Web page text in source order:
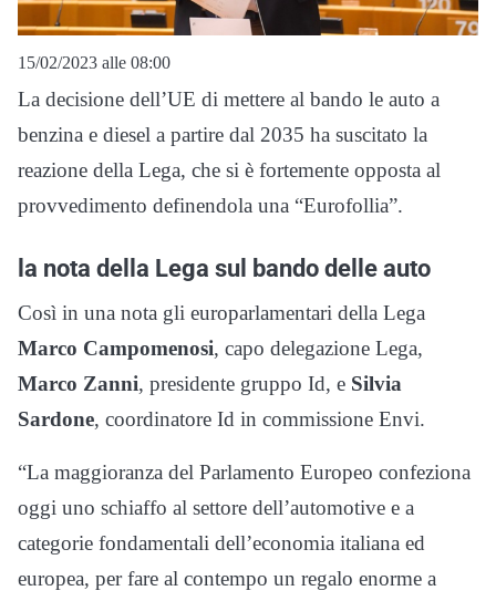
15/02/2023 alle 08:00
La decisione dell’UE di mettere al bando le auto a
benzina e diesel a partire dal 2035 ha suscitato la
reazione della Lega, che si è fortemente opposta al
provvedimento definendola una “Eurofollia”.
la nota della Lega sul bando delle auto
Così in una nota gli europarlamentari della Lega
Marco Campomenosi, capo delegazione Lega,
Marco Zanni, presidente gruppo Id, e Silvia
Sardone, coordinatore Id in commissione Envi.
“La maggioranza del Parlamento Europeo confeziona
oggi uno schiaffo al settore dell’automotive e a
categorie fondamentali dell’economia italiana ed
europea, per fare al contempo un regalo enorme a